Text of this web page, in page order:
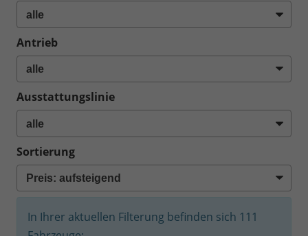
Antrieb
Ausstattungslinie
Sortierung
In Ihrer aktuellen Filterung befinden sich 111